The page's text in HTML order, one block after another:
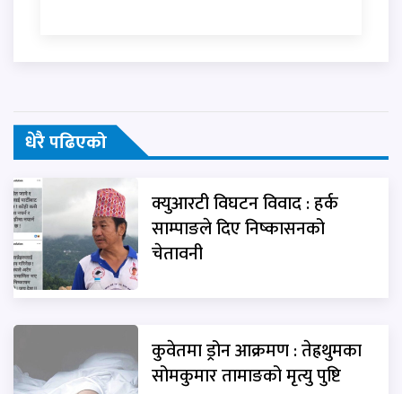
धेरै पढिएको
क्युआरटी विघटन विवाद : हर्क
साम्पाङले दिए निष्कासनको
चेतावनी
कुवेतमा ड्रोन आक्रमण : तेह्रथुमका
सोमकुमार तामाङको मृत्यु पुष्टि